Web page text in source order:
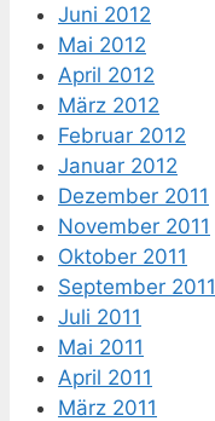
Juni 2012
Mai 2012
April 2012
März 2012
Februar 2012
Januar 2012
Dezember 2011
November 2011
Oktober 2011
September 2011
Juli 2011
Mai 2011
April 2011
März 2011